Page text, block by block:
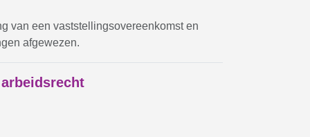
van een vaststellingsovereenkomst en
afgewezen.